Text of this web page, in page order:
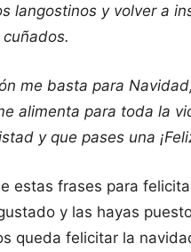
langostinos y volver a
me basta para
alimenta para toda la
y que pases una
estas frases para
y las hayas
queda felicitar la